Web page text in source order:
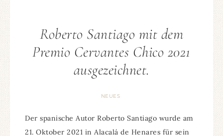
Roberto Santiago mit dem
Premio Cervantes Chico 2021
ausgezeichnet.
NEUES
Der spanische Autor Roberto Santiago wurde am
21. Oktober 2021 in Alacalá de Henares für sein